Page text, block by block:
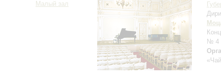
Малый зал
№ 4